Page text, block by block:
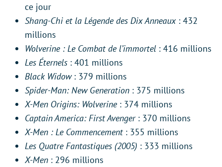
ce jour
Shang-Chi et la Légende des Dix Anneaux : 432
millions
Wolverine : Le Combat de l’immortel : 416 millions
Les Éternels : 401 millions
Black Widow: 379 millions
Spider-Man: New Generation : 375 millions
X-Men Origins: Wolverine: 374 millions
Captain America: First Avenger: 370 millions
X-Men : Le Commencement: 355 millions
Les Quatre Fantastiques (2005) : 333 millions
X-Men : 296 millions